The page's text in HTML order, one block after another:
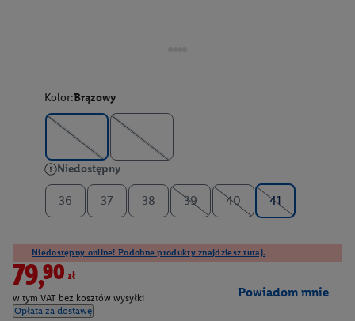
Kolor:Brązowy
Niedostępny
36 37 38 39 40 41
Niedostępny online! Podobne produkty znajdziesz tutaj.
79,90zł
w tym VAT bez kosztów wysyłki
Opłata za dostawę
Powiadom mnie